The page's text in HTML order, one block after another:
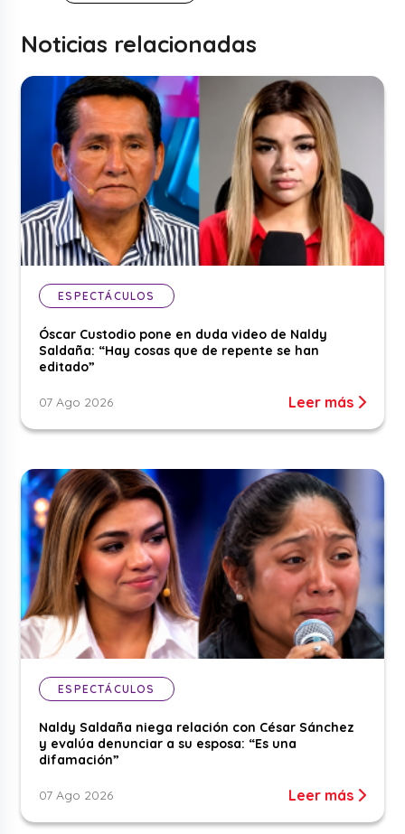
Noticias relacionadas
ESPECTÁCULOS
Óscar Custodio pone en duda video de Naldy
Saldaña: “Hay cosas que de repente se han
editado”
07 Ago 2026 Leer más
ESPECTÁCULOS
Naldy Saldaña niega relación con César Sánchez
y evalúa denunciar a su esposa: “Es una
difamación”
07 Ago 2026 Leer más